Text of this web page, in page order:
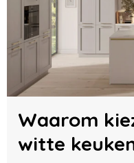
Waarom
witte